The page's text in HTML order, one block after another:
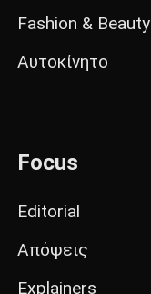
Fashion & Beauty
Αυτοκίνητο
Focus
Editorial
Απόψεις
Explainers